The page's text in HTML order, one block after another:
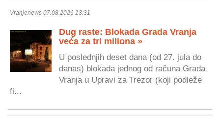
Vranjenews 07.08.2026 13:31
Dug raste: Blokada Grada Vranja
veća za tri miliona »
U poslednjih deset dana (od 27. jula do
danas) blokada jednog od računa Grada
Vranja u Upravi za Trezor (koji podleže
fi...